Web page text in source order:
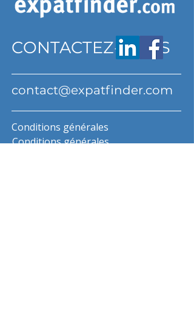
CONTACTEZ-NOUS
contact@expatfinder.com
Conditions générales
Conditions générales